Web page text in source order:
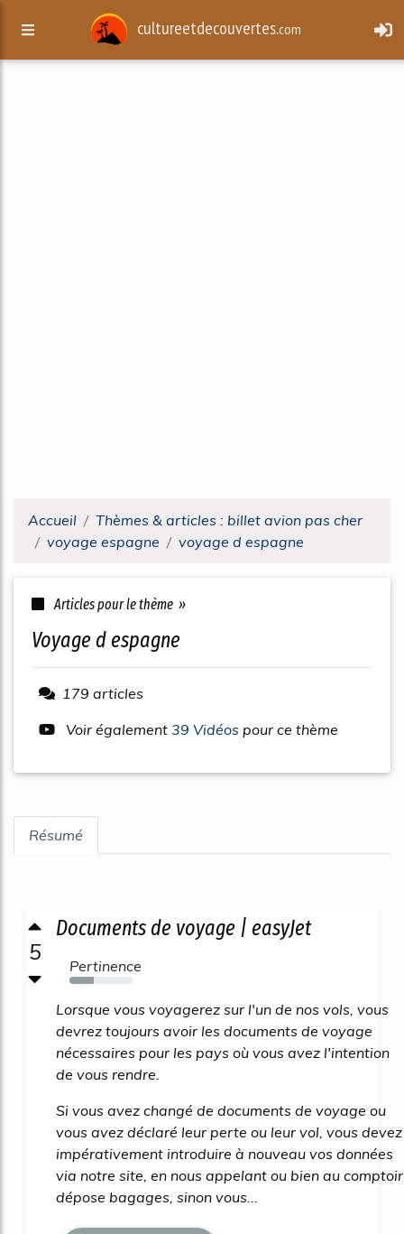
cultureetdecouvertes.com
Accueil
Thèmes & articles : billet avion pas cher
voyage espagne
voyage d espagne
Articles pour le thème »
voyage d espagne
179 articles
Voir également 39 Vidéos pour ce thème
Résumé
5
Documents de voyage | easyJet
Pertinence
38%
Lorsque vous voyagerez sur l'un de nos vols, vous
devrez toujours avoir les documents de voyage
nécessaires pour les pays où vous avez l'intention
de vous rendre.
Si vous avez changé de documents de voyage ou
vous avez déclaré leur perte ou leur vol, vous devez
impérativement introduire à nouveau vos données
via notre site, en nous appelant ou bien au comptoir
dépose bagages, sinon vous...